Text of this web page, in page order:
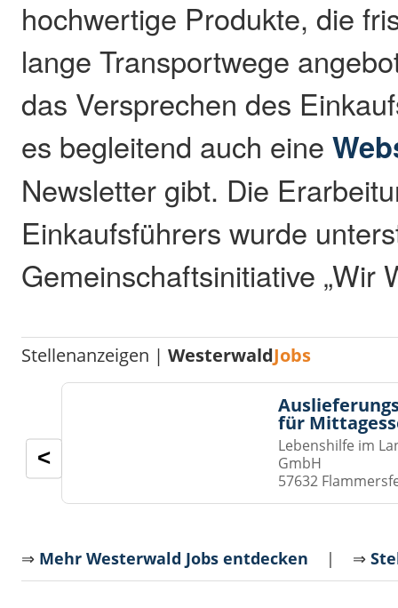
hochwertige Produkte, die
lange Transportwege
das Versprechen des
es begleitend auch eine
Newsletter gibt. Die
Einkaufsführers wurde
Gemeinschaftsinitiative „Wir
Stellenanzeigen |WesterwaldJobs
für
Lebenshilfe im
GmbH
57632
<
⇒ Mehr Westerwald Jobs entdecken | ⇒